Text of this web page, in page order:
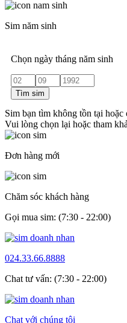
Sim năm sinh
Chọn ngày tháng năm sinh
Tìm sim
Sim bạn tìm không tồn tại hoặc
Vui lòng chọn lại hoặc tham
Đơn hàng mới
Chăm sóc khách hàng
Gọi mua sim: (7:30 - 22:00)
024.33.66.8888
Chat tư vấn: (7:30 - 22:00)
Chat với chúng tôi